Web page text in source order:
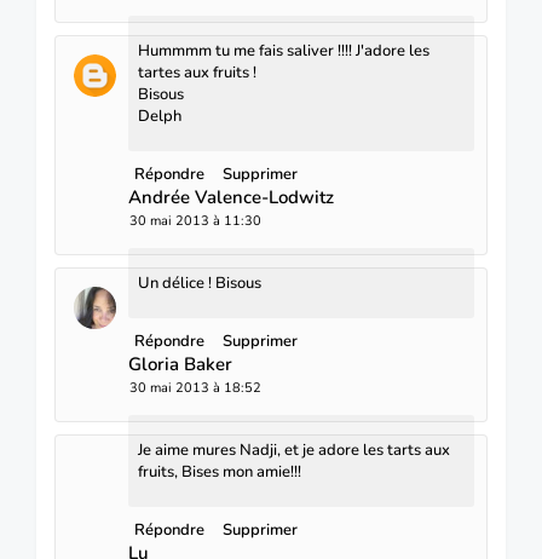
Hummmm tu me fais saliver !!!! J'adore les
tartes aux fruits !
Bisous
Delph
Répondre Supprimer
Andrée Valence-Lodwitz
30 mai 2013 à 11:30
Un délice ! Bisous
Répondre Supprimer
Gloria Baker
30 mai 2013 à 18:52
Je aime mures Nadji, et je adore les tarts aux
fruits, Bises mon amie!!!
Répondre Supprimer
Lu